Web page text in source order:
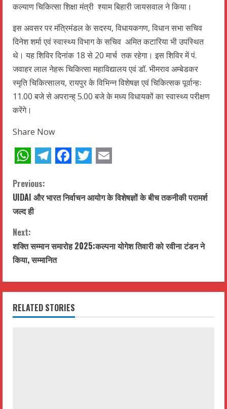
कल्याण चिकित्सा शिक्षा मंत्री श्याम बिहारी जायसवाल ने किया।
इस अवसर पर मंत्रिमंडल के सदस्य, विधायकगण, विधान सभा सचिव
दिनेश शर्मा एवं स्वास्थ्य विभाग के सचिव अमित कटारिया भी उपस्थित
थे। यह शिविर दिनांक 18 से 20 मार्च तक रहेगा। इस शिविर में पं.
जवाहर लाल नेहरू चिकित्सा महाविद्यालय एवं डॉ. भीमराव अम्बेडकर
स्मृति चिकित्सालय, रायपुर के विभिन्न विशेषज्ञ एवं चिकित्सक पूर्वान्हः
11.00 बजे से अपरान्ह् 5.00 बजे के मध्य विधायकों का स्वास्थ्य परीक्षण
करेंगे।
Share Now
C
o
n
t
n
u
Previous:
UIDAI और भारत निर्वाचन आयोग के विशेषज्ञों के बीच तकनीकी परामर्श
जल्द ही
Next:
शक्ति सम्मान समारोह 2025:कल्पना योगेश तिवारी को रवीना टंडन ने
किया, सम्मानित
RELATED STORIES